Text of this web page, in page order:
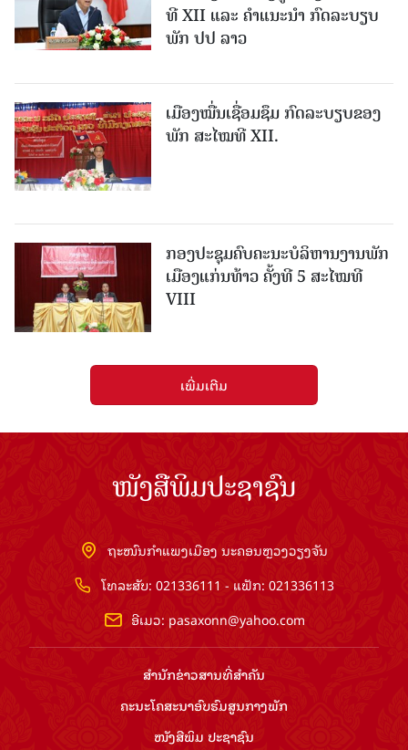
ທີ XII ແລະ ຄໍາແນະນໍາ ກົດລະບຽບ
ພັກ ປປ ລາວ
ເມືອງ​ໝື່ນເຊື່ອມຊຶມ ກົດລະບຽບຂອງ
ພັກ ສະໄໝທີ XII.
ກອງປະຊຸມຄົບຄະນະບໍລິຫານງານພັກ
ເມືອງແກ່ນ​ທ້າວ ຄັ້ງທີ 5 ສະໄໝທີ
VIII
ເພີ່ມເຕີມ
ໜັງສືພິມປະຊາຊົນ
ຖະໜົນກຳແພງເມືອງ ນະຄອນຫຼວງວຽງຈັນ
ໂທລະສັບ: 021336111 - ແຟັກ: 021336113
ອີເມວ: pasaxonn@yahoo.com
ສຳ​ນັກ​ຂ່າວ​ສານ​ທີ່​ສຳ​ຄັນ​
ຄະນະໂຄສະນາອົບຮົມ​ສູນ​ກາງ​ພັກ
ໜັງສືພິມ ປະ​ຊາ​ຊົນ